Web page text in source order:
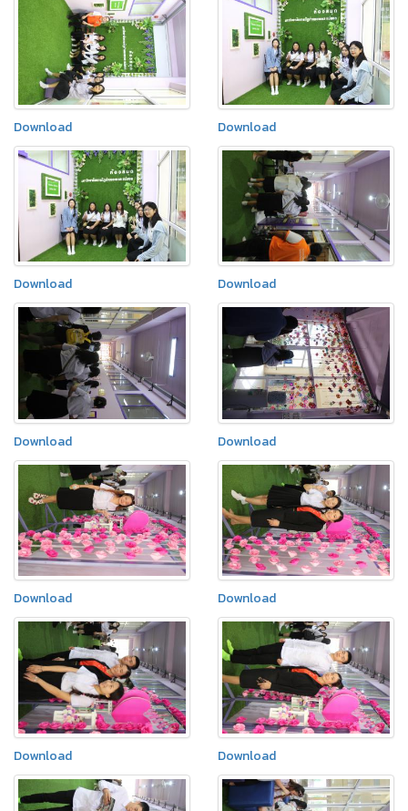
Download Download
Download Download
Download Download
Download Download
Download Download